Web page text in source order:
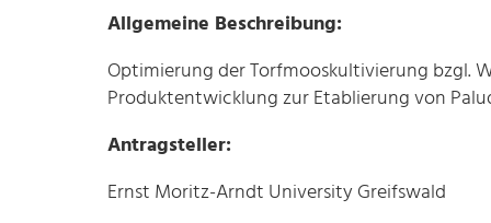
Allgemeine Beschreibung:
Optimierung der Torfmooskultivierung bzgl.
Produktentwicklung zur Etablierung von
Antragsteller:
Ernst Moritz-Arndt University Greifswald